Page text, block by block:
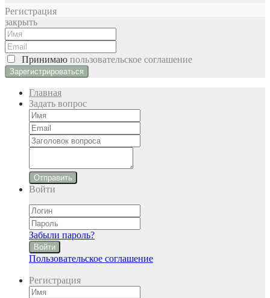
Регистрация
закрыть
Принимаю пользовательское соглашение
Главная
Задать вопрос
Отправить
Войти
Забыли пароль?
Войти
Пользовательское соглашение
Регистрация